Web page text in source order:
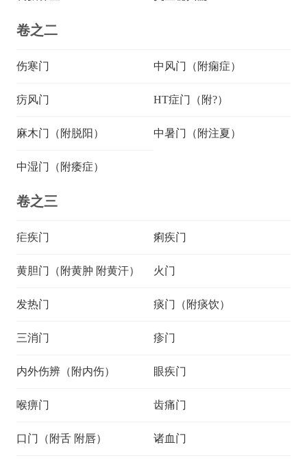
卷之二
伤寒门 中风门（附痫症）
疠风门 HT症门（附?）
麻木门（附脱阳） 中暑门（附注夏）
中湿门（附痿症）
卷之三
疟疾门 痢疾门
黄胆门（附黄肿 附黄汗） 火门
发热门 痰门（附痰饮）
三消门 疹门
内外伤辨（附内伤） 眼疾门
喉痹门 齿痛门
口门（附舌 附唇） 诸血门